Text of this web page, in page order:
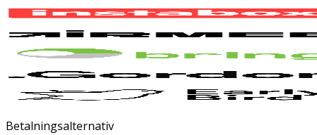
Betalningsalternativ